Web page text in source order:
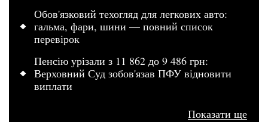
Обов'язковий техогляд для легкових авто:
гальма, фари, шини — повний список
перевірок
Пенсію урізали з 11 862 до 9 486 грн:
Верховний Суд зобов'язав ПФУ відновити
виплати
Показати ще